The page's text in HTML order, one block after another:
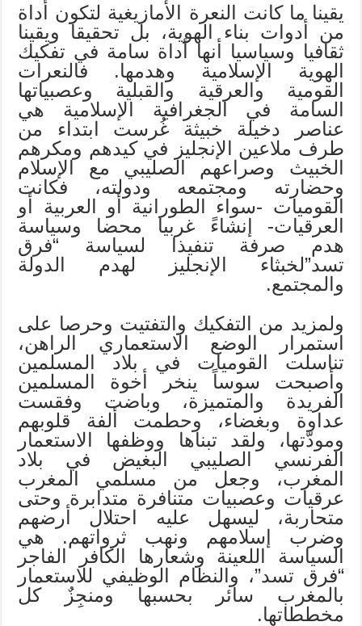
يقينا ما كانت النعرة الأمازيغية لتكون أداة
من أدوات بناء الهوية، بل تحقيقا ويقينا
ثقافيا وسياسيا أنها أداة سامة في تفكيك
الهوية الإسلامية وهدمها. فالنعرات
القومية والعرقية والقبلية وعصبياتها
السامة في الجغرافية الإسلامية هي
عناصر دخيلة خبيثة غُرست ابتداء من
طرف ملاعين الإنجليز في كيدهم ومكرهم
الخبيث وصراعهم الصليبي مع الإسلام
وحضارته ومجتمعه ودولته، فكانت
القوميات -سواء الطورانية أو العربية أو
العرقيات- إنشاءً غربيا محضا وسياسة
هدم صرفة تنفيذا لسياسة “فرق
تسد”لخبثاء الإنجليز لهدم الدولة
والمجتمع.
ولمزيد من التفكيك والتفتيت وحرصا على
استمرار الوضع الاستعماري الراهن،
تناسلت القوميات في بلاد المسلمين
وأصبحت سوساً ينخر أخوة المسلمين
الفريدة والمتميزة، وباضت وفقست
عداوة وبغضاء، وحطمت ألفة قلوبهم
ومودّتها، ولقد تبناها ووظفها الاستعمار
الفرنسي الصليبي البغيض في بلاد
المغرب، وجعل من مسلمي المغرب
عرقيات وعصبيات متنافرة متدابرة وحتى
متحاربة، ليسهل عليه احتلال أرضهم
وضرب إسلامهم ونهب ثرواتهم. هي
السياسة اللعينة وشعارها الكافر الفاجر
“فرق تسد”، والنظام الوظيفي للاستعمار
بالمغرب سائر بحسبها ومنجِزٌ كل
مخططاتها.